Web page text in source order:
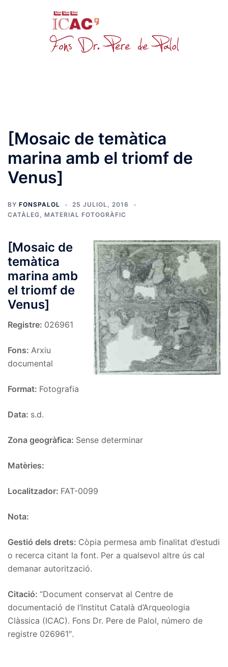
[Mosaic de temàtica
marina amb el triomf de
Venus]
BY FONSPALOL
25 JULIOL, 2016
CATÀLEG, MATERIAL FOTOGRÀFIC
[Mosaic de
temàtica
marina amb
el triomf de
Venus]
Registre: 026961
Fons: Arxiu
documental
Format: Fotografia
Data: s.d.
Zona geogràfica: Sense determinar
Matèries:
Localitzador: FAT-0099
Nota:
Gestió dels drets: Còpia permesa amb finalitat d’estudi
o recerca citant la font. Per a qualsevol altre ús cal
demanar autorització.
Citació: “Document conservat al Centre de
documentació de l’Institut Català d’Arqueologia
Clàssica (ICAC). Fons Dr. Pere de Palol, número de
registre 026961″.